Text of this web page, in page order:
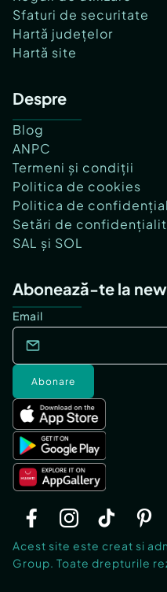
Sfaturi de securitate
Hartă județelor
Hartă site
Despre
Blog
ANPC
Termeni și condiții
Politica de cookies
Politica de
Setări de
SAL și SOL
Abonează-te la
Email
Abonare
Acest site este creat si
Group. Toate drepturile